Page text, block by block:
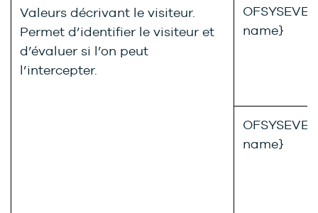
Valeurs décrivant le visiteur.
Permet d’identifier le visiteur et
d’évaluer si l’on peut
l’intercepter.
name}
name}